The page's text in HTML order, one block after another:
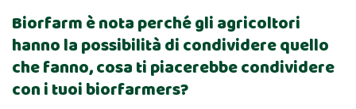
Biorfarm è nota perché gli agricoltori
hanno la possibilità di condividere quello
che fanno, cosa ti piacerebbe condividere
con i tuoi biorfarmers?